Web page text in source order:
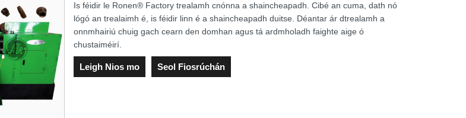
Is féidir le Ronen® Factory trealamh cnónna a shaincheapadh. Cibé an cuma, dath nó
lógó an trealaimh é, is féidir linn é a shaincheapadh duitse. Déantar ár dtrealamh a
onnmhairiú chuig gach cearn den domhan agus tá ardmholadh faighte aige ó
chustaiméirí.
Leigh Nios mo Seol Fiosrúchán